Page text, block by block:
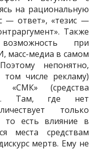
на рациональную
— ответ», «тезис —
Также
при
масс-медиа в самом
непонятно,
числе рекламу)
«СМК» (средства
Там, где нет
только
то есть влияние в
места средствам
мертв. Ему не